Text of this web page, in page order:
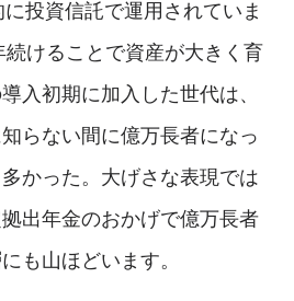
投資信託で運用されていま
けることで資産が大きく育
入初期に加入した世代は、
らない間に億万長者になっ
かった。大げさな表現では
出年金のおかげで億万長者
も山ほどいます。